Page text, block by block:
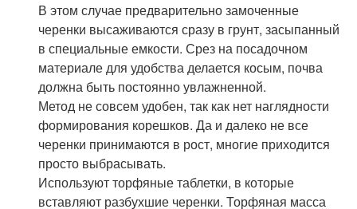
В этом случае предварительно замоченные
черенки высаживаются сразу в грунт, засыпанный
в специальные емкости. Срез на посадочном
материале для удобства делается косым, почва
должна быть постоянно увлажненной.
Метод не совсем удобен, так как нет наглядности
формирования корешков. Да и далеко не все
черенки принимаются в рост, многие приходится
просто выбрасывать.
Используют торфяные таблетки, в которые
вставляют разбухшие черенки. Торфяная масса